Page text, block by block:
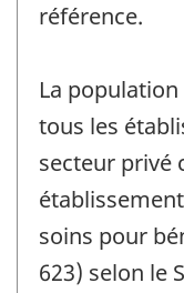
référence.
La
tous les
secteur privé
soins pour
623) selon le